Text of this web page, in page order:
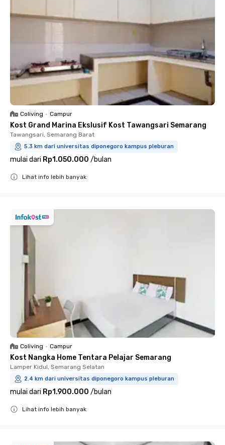
Coliving • Campur
Kost Grand Marina Ekslusif Kost Tawangsari Semarang
Tawangsari, Semarang Barat
5.3 km dari universitas diponegoro kampus pleburan
mulai dari Rp1.050.000 /bulan
Lihat info lebih banyak
Coliving • Campur
Kost Nangka Home Tentara Pelajar Semarang
Lamper Kidul, Semarang Selatan
2.4 km dari universitas diponegoro kampus pleburan
mulai dari Rp1.900.000 /bulan
Lihat info lebih banyak